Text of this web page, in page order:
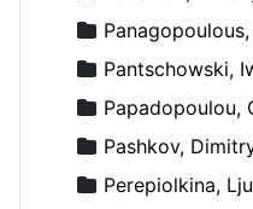
Pantschowski,
Papadopoulou,
Pashkov,
Perepiolkina,